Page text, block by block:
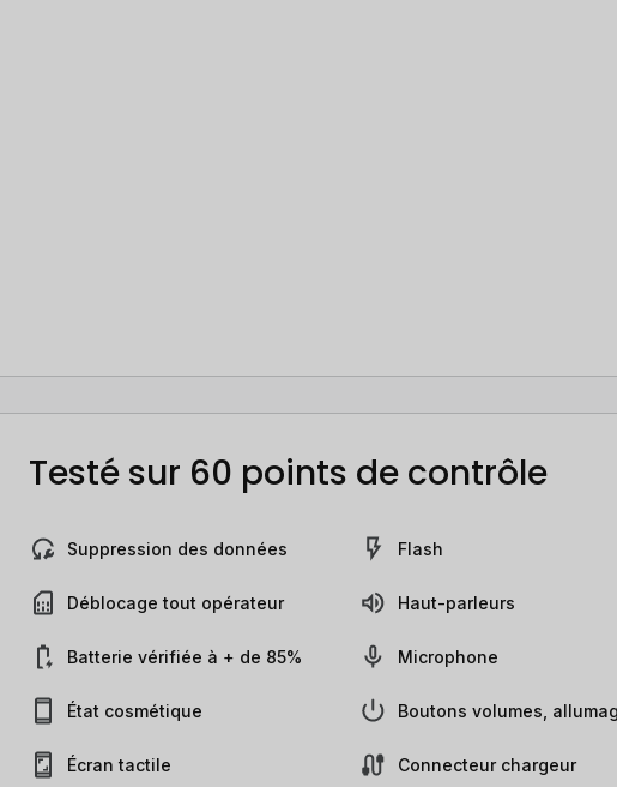
Testé sur 60 points de contrôle
Suppression des données
Déblocage tout opérateur
Batterie vérifiée à + de 85%
État cosmétique
Écran tactile
Flash
Haut-parleurs
Microphone
Boutons volumes,
Connecteur chargeur